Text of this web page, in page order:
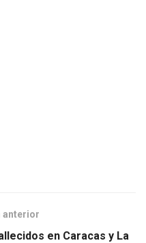
anterior
en Caracas y La